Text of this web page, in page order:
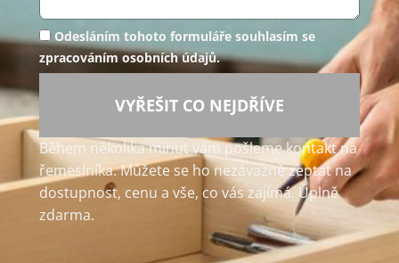
Odesláním tohoto formuláře souhlasím se
zpracováním osobních údajů.
VYŘEŠIT CO NEJDŘÍVE
Během několika minut vám pošleme kontakt na
řemeslníka. Můžete se ho nezávazně zeptat na
dostupnost, cenu a vše, co vás zajímá. Úplně
zdarma.